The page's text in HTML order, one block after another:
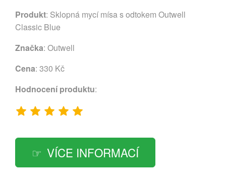
Produkt: Sklopná mycí mísa s odtokem Outwell
Classic Blue
Značka: Outwell
Cena: 330 Kč
Hodnocení produktu:
VÍCE INFORMACÍ